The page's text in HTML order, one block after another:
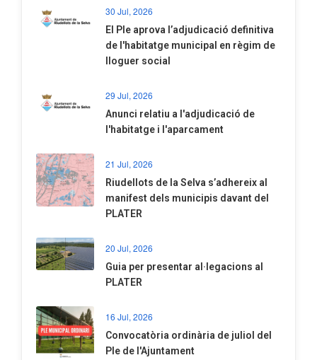
30 Jul, 2026
El Ple aprova l’adjudicació definitiva
de l'habitatge municipal en règim de
lloguer social
29 Jul, 2026
Anunci relatiu a l'adjudicació de
l'habitatge i l'aparcament
21 Jul, 2026
Riudellots de la Selva s’adhereix al
manifest dels municipis davant del
PLATER
20 Jul, 2026
​Guia per presentar al·legacions al
PLATER
16 Jul, 2026
Convocatòria ordinària de juliol del
Ple de l'Ajuntament